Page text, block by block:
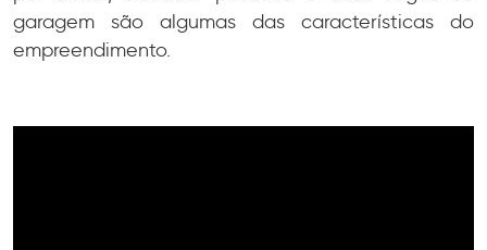
garagem são algumas das características do
empreendimento.